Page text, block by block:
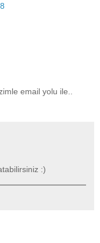
email yolu ile..
:)